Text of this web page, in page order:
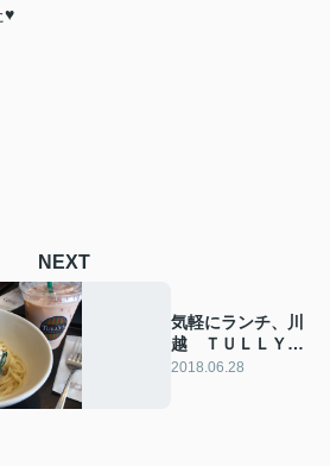
♥
NEXT
気軽にランチ、川
越 ＴＵＬＬＹ
´Ｓ～喫煙ルーム
2018.06.28